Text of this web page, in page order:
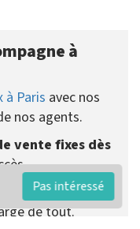
Pas intéressé
à
à Paris avec nos
nos agents.
vente fixes dès
visites vous-
de tout.